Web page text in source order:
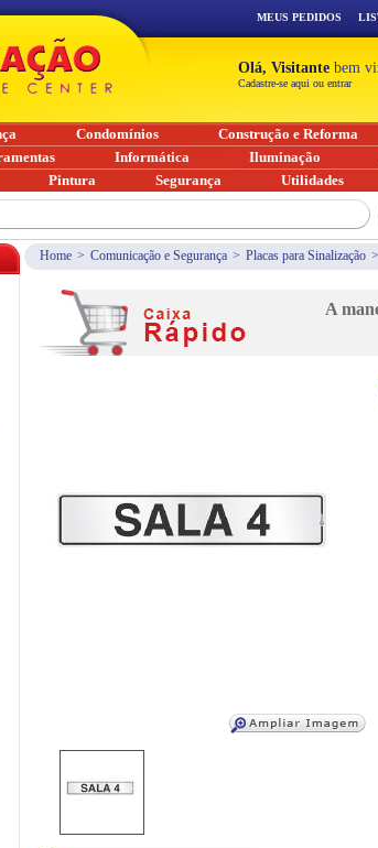
Home > Comunicação e Segurança > Placas para Sinalização >
A
MEUS PEDIDOS
Olá, Visitante bem
Cadastre-se aqui ou entrar
Condomínios Construção e Reforma
Informática Iluminação
Pintura Segurança Utilidades